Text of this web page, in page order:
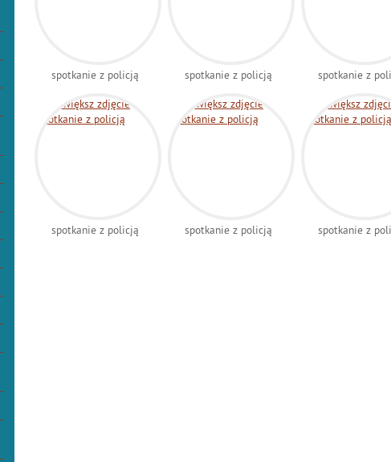
spotkanie z policją spotkanie z policją spotkanie z
spotkanie z policją spotkanie z policją spotkanie z